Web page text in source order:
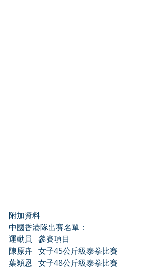
附加資料
中國香港隊出賽名單：
運動員   參賽項目
陳原卉   女子45公斤級泰拳比賽
葉穎恩   女子48公斤級泰拳比賽